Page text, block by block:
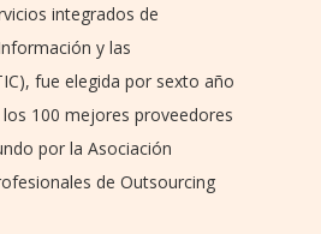
integrados de
y las
fue elegida por sexto año
100 mejores proveedores
por la Asociación
de Outsourcing